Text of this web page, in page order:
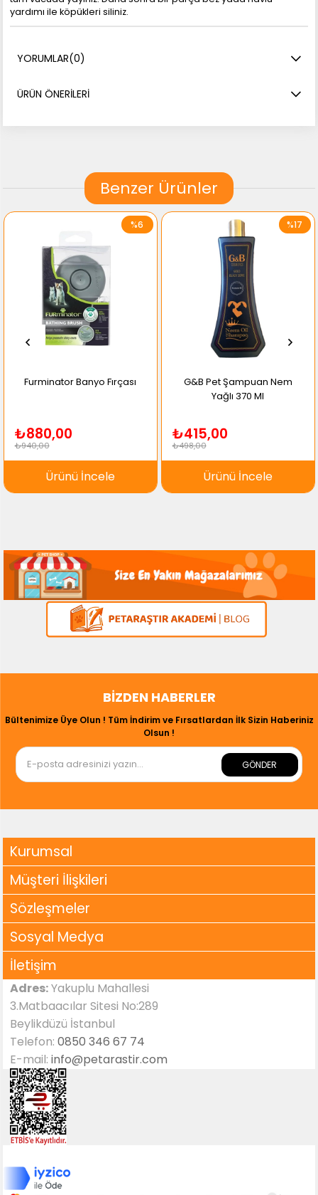
yardımı ile köpükleri siliniz.
YORUMLAR(0)
ÜRÜN ÖNERILERI
Benzer Ürünler
Furminator Banyo Fırçası
₺880,00
₺940,00
Ürünü İncele
%6
G&B Pet Şampuan Nem
Yağlı 370 Ml
₺415,00
₺498,00
Ürünü İncele
%17
BIZDEN HABERLER
Bültenimize Üye Olun ! Tüm İndirim ve Fırsatlardan İlk Sizin Haberiniz
Olsun !
GÖNDER
Kurumsal
Müşteri İlişkileri
Sözleşmeler
Sosyal Medya
İletişim
Adres:Yakuplu Mahallesi
3.Matbaacılar Sitesi No:289
Beylikdüzü İstanbul
Telefon:0850 346 67 74
E-mail:info@petarastir.com